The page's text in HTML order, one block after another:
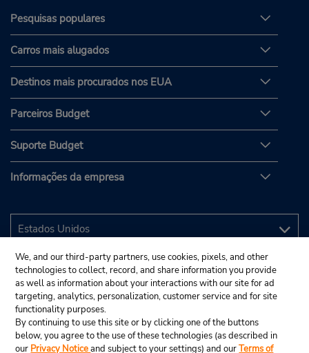
Pesquisas populares
Carros mais alugados
Destinos mais procurados nos EUA
Parceiros Budget
Suporte Budget
Informações da empresa
We, and our third-party partners, use cookies, pixels, and other
technologies to collect, record, and share information you provide
as well as information about your interactions with our site for ad
targeting, analytics, personalization, customer service and for site
functionality purposes.
By continuing to use this site or by clicking one of the buttons
below, you agree to the use of these technologies (as described in
our Privacy Noticeand subject to your settings) and ourTerms of